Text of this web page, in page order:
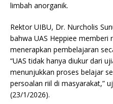
limbah anorganik.
Rektor UIBU, Dr. Nurcholis
bahwa UAS Heppiee memberi
menerapkan pembelajaran
“UAS tidak hanya diukur dari
menunjukkan proses belajar
persoalan riil di masyarakat,”
(23/1/2026).